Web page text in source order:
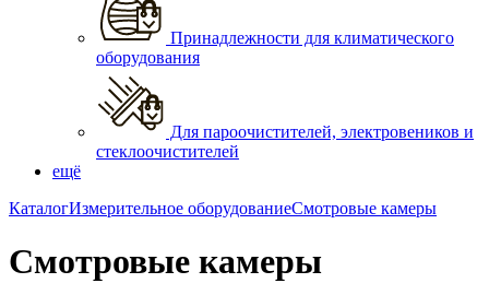
Принадлежности для климатического
оборудования
Для пароочистителей, электровеников и
стеклоочистителей
ещё
КаталогИзмерительное оборудованиеСмотровые камеры
Смотровые камеры